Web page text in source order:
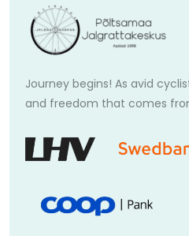
Journey begins! As avid
and freedom that comes